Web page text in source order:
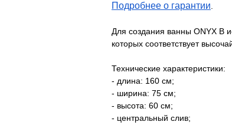
Подробнее о гарантии.
Для создания ванны ONYX B
которых соответствует
Технические характеристики:
- длина: 160 см;
- ширина: 75 см;
- высота: 60 см;
- центральный слив;